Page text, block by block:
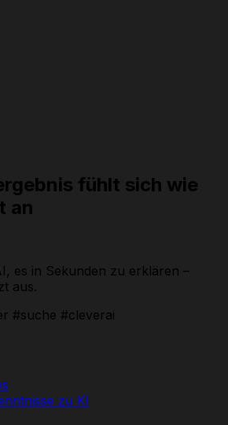
fühlt sich wie
an
es in Sekunden zu erklären –
aus.
#suche #cleverai
zu KI